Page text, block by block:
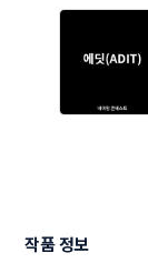
작품 정보